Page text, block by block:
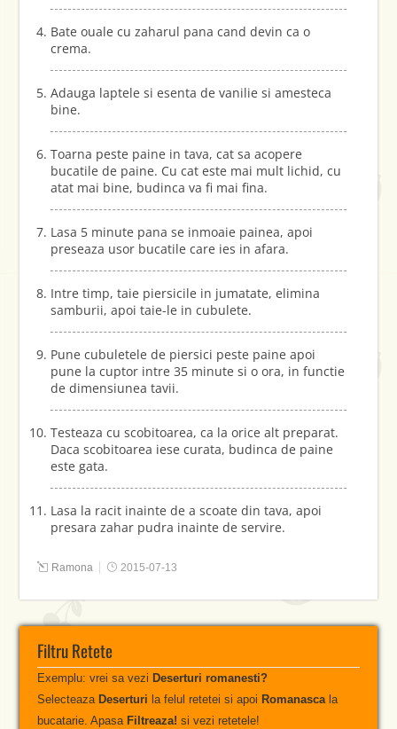
Bate ouale cu zaharul pana cand devin ca o
crema.
Adauga laptele si esenta de vanilie si amesteca
bine.
Toarna peste paine in tava, cat sa acopere
bucatile de paine. Cu cat este mai mult lichid, cu
atat mai bine, budinca va fi mai fina.
Lasa 5 minute pana se inmoaie painea, apoi
preseaza usor bucatile care ies in afara.
Intre timp, taie piersicile in jumatate, elimina
samburii, apoi taie-le in cubulete.
Pune cubuletele de piersici peste paine apoi
pune la cuptor intre 35 minute si o ora, in functie
de dimensiunea tavii.
Testeaza cu scobitoarea, ca la orice alt preparat.
Daca scobitoarea iese curata, budinca de paine
este gata.
Lasa la racit inainte de a scoate din tava, apoi
presara zahar pudra inainte de servire.
Ramona 2015-07-13
Filtru Retete
Exemplu: vrei sa vezi Deserturi romanesti?
Selecteaza Deserturi la felul retetei si apoi Romanascala
bucatarie. Apasa Filtreaza! si vezi retetele!